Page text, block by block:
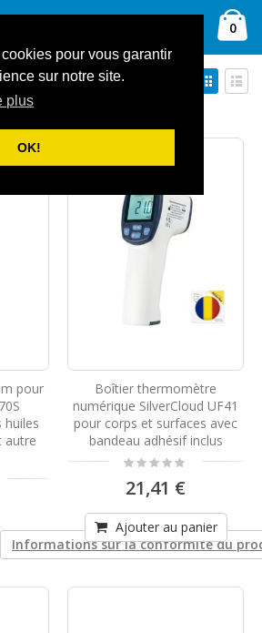
pour vous garantir
sur notre site.
plus
OK!
0
Rechercher
Par
en
pour
huiles
autre
Informations sur la conformité du
Boîtier thermomètre
numérique SilverCloud UF41
pour corps et surfaces avec
bandeau adhésif inclus
Rating:
0%
21,41 €
Ajouter au panier